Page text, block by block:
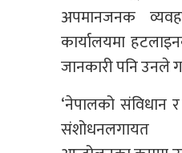
अपमानजनक
कार्यालयमा
जानकारी पनि उनले
‘नेपालको संविधान